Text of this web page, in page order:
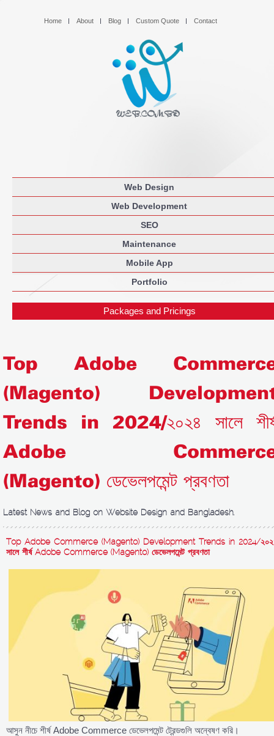
Home About Blog Custom Quote Contact
Web Design
Web Development
SEO
Maintenance
Mobile App
Portfolio
Packages and Pricings
Top Adobe
(Magento)
Trends in 2024/২০২৪ সালে
Adobe
(Magento) ডেভেলপমেন্ট প্রবণতা
Latest News and Blog on Website Design and Bangladesh.
Top Adobe Commerce (Magento) Development Trends in 2024/
সালে শীর্ষ Adobe Commerce (Magento) ডেভেলপমেন্ট প্রবণতা
আসুন নীচে শীর্ষ Adobe Commerce ডেভেলপমেন্ট ট্রেন্ডগুলি অন্বেষণ করি।